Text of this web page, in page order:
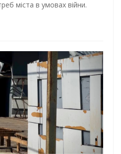
міста в умовах війни.